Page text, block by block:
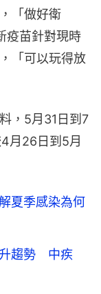
「做好衛
疫苗針對現時
「可以玩得放
，5月31日到7
月26日到5月
夏季感染為何
升趨勢 中疾